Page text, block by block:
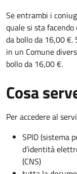
Se entrambi i
quale si sta
da bollo da 16,00 €.
in un Comune
bollo da 16,00 €.
Cosa
Per accedere al
SPID (sistema
d’identità
(CNS)